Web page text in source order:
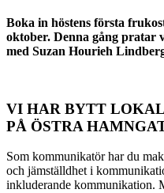
Boka in höstens första
oktober. Denna gång pratar
med Suzan Hourieh
VI HAR BYTT
PÅ ÖSTRA
Som kommunikatör har du
och jämställdhet i
inkluderande kommunikation.